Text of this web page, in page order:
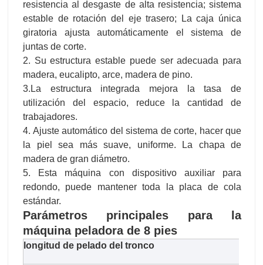
resistencia al desgaste de alta resistencia; sistema
estable de rotación del eje trasero; La caja única
giratoria ajusta automáticamente el sistema de
juntas de corte.
2. Su estructura estable puede ser adecuada para
madera, eucalipto, arce, madera de pino.
3.La estructura integrada mejora la tasa de
utilización del espacio, reduce la cantidad de
trabajadores.
4. Ajuste automático del sistema de corte, hacer que
la piel sea más suave, uniforme. La chapa de
madera de gran diámetro.
5. Esta máquina con dispositivo auxiliar para
redondo, puede mantener toda la placa de cola
estándar.
Parámetros principales para la
máquina peladora de 8 pies
longitud de pelado del tronco